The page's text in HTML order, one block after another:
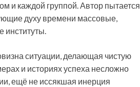
и каждой группой. Автор пытается
духу времени массовые,
институты.
ситуации, делающая чистую
и историях успеха несложно
ещё не иссякшая инерция